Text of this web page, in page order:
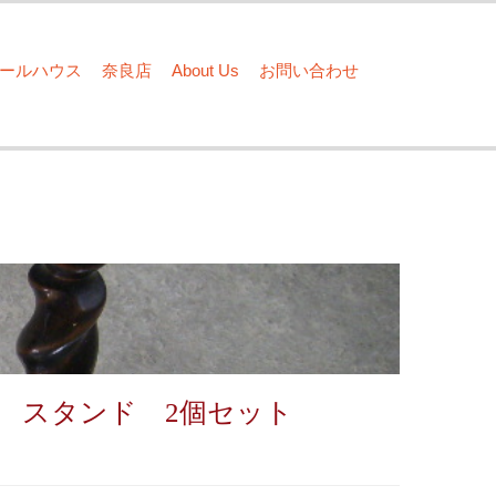
ドールハウス 奈良店 About Us お問い合わせ
スタンド 2個セット